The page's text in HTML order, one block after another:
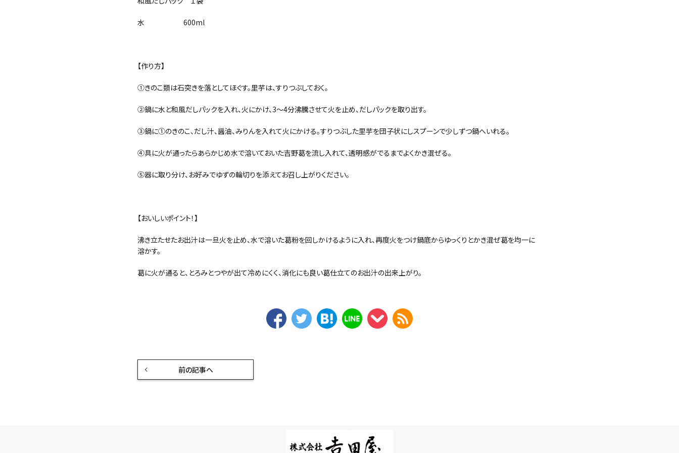
水 600ml
【作り方】
①きのこ類は石突きを落としてほぐす。里芋は、すりつぶしておく。
②鍋に水と和風だしパックを入れ、火にかけ、3～4分沸騰させて火を止め、だしパックを取り出す。
③鍋に①のきのこ、だし汁、醤油、みりんを入れて火にかける。すりつぶした里芋を団子状にしスプーンで少しずつ鍋へいれる。
④具に火が通ったらあらかじめ水で溶いておいた吉野葛を流し入れて、透明感がでるまでよくかき混ぜる。
⑤器に取り分け、お好みでゆずの輪切りを添えてお召し上がりください。
【おいしいポイント！】
沸き立たせたお出汁は一旦火を止め、水で溶いた葛粉を回しかけるように入れ、再度火をつけ鍋底からゆっくりとかき混ぜ葛を均一に
溶かす。
葛に火が通ると、とろみとつやが出て冷めにくく、消化にも良い葛仕立てのお出汁の出来上がり。
前の記事へ